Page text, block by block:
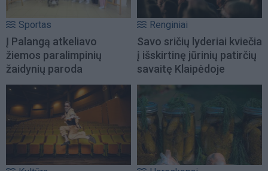
Sportas
Į Palangą atkeliavo
žiemos paralimpinių
žaidynių paroda
Renginiai
Savo sričių lyderiai kviečia
į išskirtinę jūrinių patirčių
savaitę Klaipėdoje